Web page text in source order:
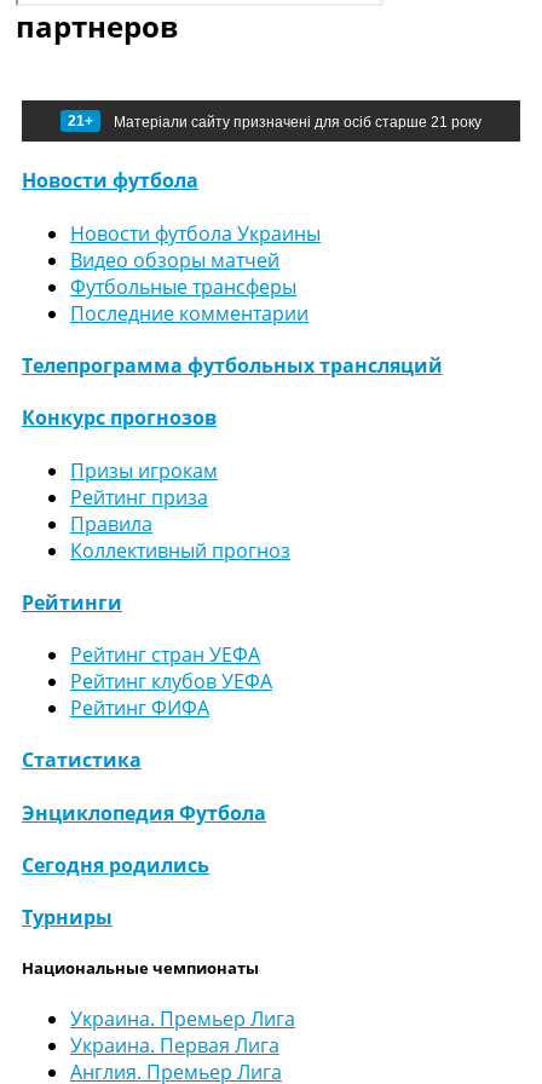
партнеров
21+ Матеріали сайту призначені для осіб старше 21 року
Новости футбола
Новости футбола Украины
Видео обзоры матчей
Футбольные трансферы
Последние комментарии
Телепрограмма футбольных трансляций
Конкурс прогнозов
Призы игрокам
Рейтинг приза
Правила
Коллективный прогноз
Рейтинги
Рейтинг стран УЕФА
Рейтинг клубов УЕФА
Рейтинг ФИФА
Статистика
Энциклопедия Футбола
Сегодня родились
Турниры
Национальные чемпионаты
Украина. Премьер Лига
Украина. Первая Лига
Англия. Премьер Лига